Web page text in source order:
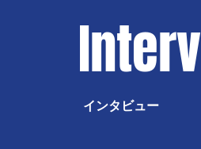
Interv
インタ ビュー